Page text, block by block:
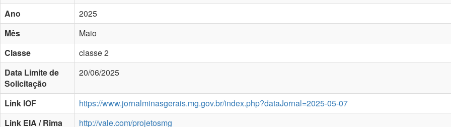
Ano
2025
Mês
Maio
Classe
classe 2
Data Limite de
Solicitação
20/06/2025
Link IOF
https://www.jornalminasgerais.mg.gov.br/index.php?dataJornal=2025-05-07
Link EIA / Rima
http://vale.com/projetosmg